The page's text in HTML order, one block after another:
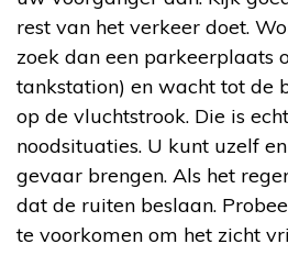
rest van het verkeer doet.
zoek dan een parkeerplaats
tankstation) en wacht tot de
op de vluchtstrook. Die is
noodsituaties. U kunt uzelf
gevaar brengen. Als het
dat de ruiten beslaan.
te voorkomen om het zicht